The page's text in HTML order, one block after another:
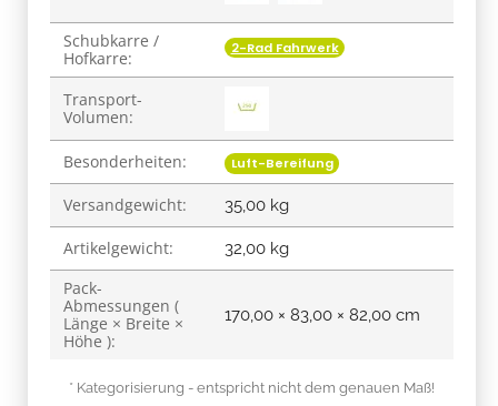
Schubkarre /
Hofkarre:
2-Rad Fahrwerk
Transport-
Volumen:
Besonderheiten: Luft-Bereifung
Versandgewicht: 35,00 kg
Artikelgewicht: 32,00 kg
Pack-
Abmessungen (
Länge × Breite ×
Höhe ):
170,00 × 83,00 × 82,00 cm
* Kategorisierung - entspricht nicht dem genauen Maß!